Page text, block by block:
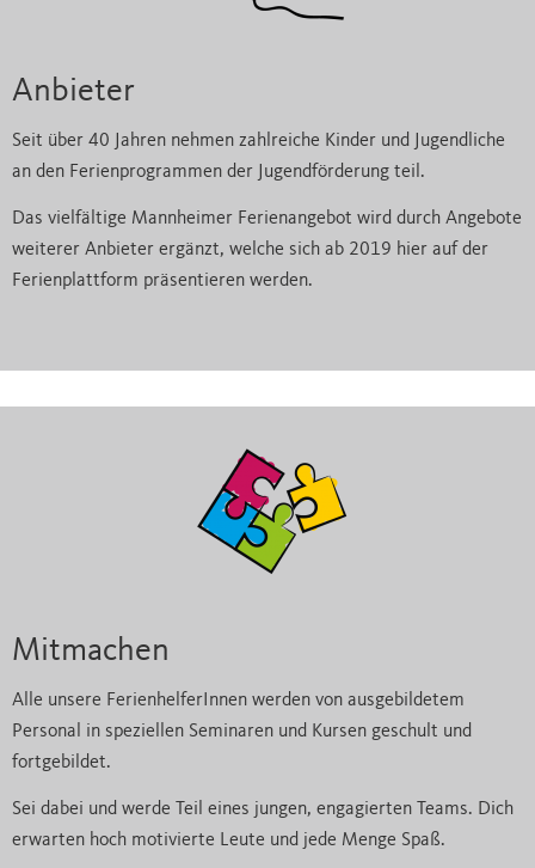
Anbieter
Seit über 40 Jahren nehmen zahlreiche Kinder und Jugendliche
an den Ferienprogrammen der Jugendförderung teil.
Das vielfältige Mannheimer Ferienangebot wird durch Angebote
weiterer Anbieter ergänzt, welche sich ab 2019 hier auf der
Ferienplattform präsentieren werden.
Mitmachen
Alle unsere FerienhelferInnen werden von ausgebildetem
Personal in speziellen Seminaren und Kursen geschult und
fortgebildet.
Sei dabei und werde Teil eines jungen, engagierten Teams. Dich
erwarten hoch motivierte Leute und jede Menge Spaß.